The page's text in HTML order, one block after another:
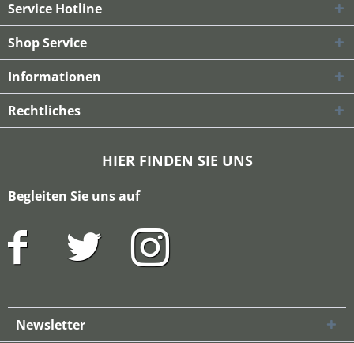
Service Hotline
Shop Service
Informationen
Rechtliches
HIER FINDEN SIE UNS
Begleiten Sie uns auf
Newsletter